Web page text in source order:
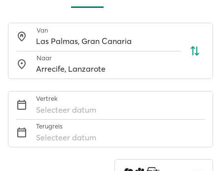
Van
Naar
Vertrek
Selecteer datum
Terugreis
Selecteer datum